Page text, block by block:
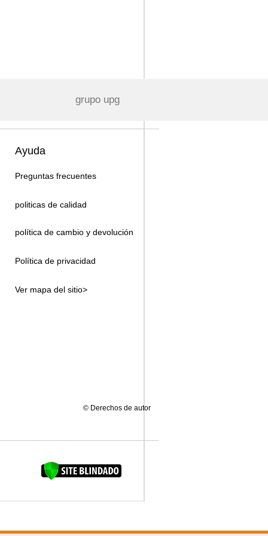
grupo upg
Ayuda
Preguntas frecuentes
politicas de calidad
política de cambio y devolución
Política de privacidad
Ver mapa del sitio>
© Derechos de autor